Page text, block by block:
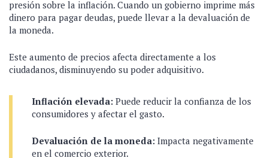
presión sobre la inflación. Cuando un gobierno imprime más
dinero para pagar deudas, puede llevar a la devaluación de
la moneda.
Este aumento de precios afecta directamente a los
ciudadanos, disminuyendo su poder adquisitivo.
Inflación elevada: Puede reducir la confianza de los
consumidores y afectar el gasto.
Devaluación de la moneda: Impacta negativamente
en el comercio exterior.